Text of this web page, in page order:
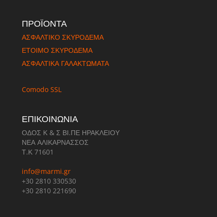
ΠΡΟΪΟΝΤΑ
ΑΣΦΑΛΤΙΚΟ ΣΚΥΡΟΔΕΜΑ
ΈΤΟΙΜΟ ΣΚΥΡΟΔΕΜΑ
ΑΣΦΑΛΤΙΚΑ ΓΑΛΑΚΤΩΜΑΤΑ
Comodo SSL
ΕΠΙΚΟΙΝΩΝΙΑ
ΟΔΟΣ Κ & Σ ΒΙ.ΠΕ ΗΡΑΚΛΕΙΟΥ
ΝΕΑ ΑΛΙΚΑΡΝΑΣΣΟΣ
Τ.Κ 71601
info@marmi.gr
+30 2810 330530
+30 2810 221690